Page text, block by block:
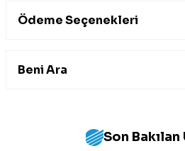
Ödeme Seçenekleri
Beni Ara
Son